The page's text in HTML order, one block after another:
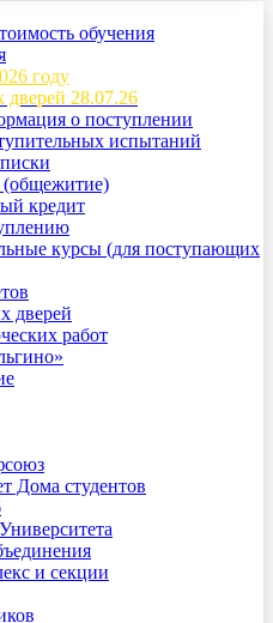
обучения
году
28.07.26
о поступлении
испытаний
(общежитие)
кредит
курсы (для поступающих
дверей
работ
Дома студентов
и секции